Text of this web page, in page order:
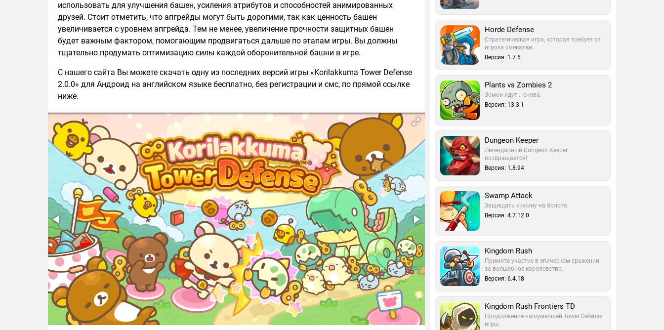
использовать для улучшения башен, усиления атрибутов и способностей анимированных
друзей. Стоит отметить, что апгрейды могут быть дорогими, так как ценность башен
увеличивается с уровнем апгрейда. Тем не менее, увеличение прочности защитных башен
будет важным фактором, помогающим продвигаться дальше по этапам игры. Вы должны
тщательно продумать оптимизацию силы каждой оборонительной башни в игре.
С нашего сайта Вы можете скачать одну из последних версий игры «Korilakkuma Tower Defense
2.0.0» для Андроид на английском языке бесплатно, без регистрации и смс, по прямой ссылке
ниже.
Horde Defense
Стратегическая игра, которая требует от
игрока смекалки.
Версия: 1.7.6
Plants vs Zombies 2
Зомби идут... снова.
Версия: 13.3.1
Dungeon Keeper
Легендарный Dungeon Keeper
возвращается!
Версия: 1.8.94
Swamp Attack
Защищать хижину на болоте.
Версия: 4.7.12.0
Kingdom Rush
Примите участие в эпическом сражении
за волшебное королевство.
Версия: 6.4.18
Kingdom Rush Frontiers TD
Продолжение нашумевшей Tower Defense
игры.